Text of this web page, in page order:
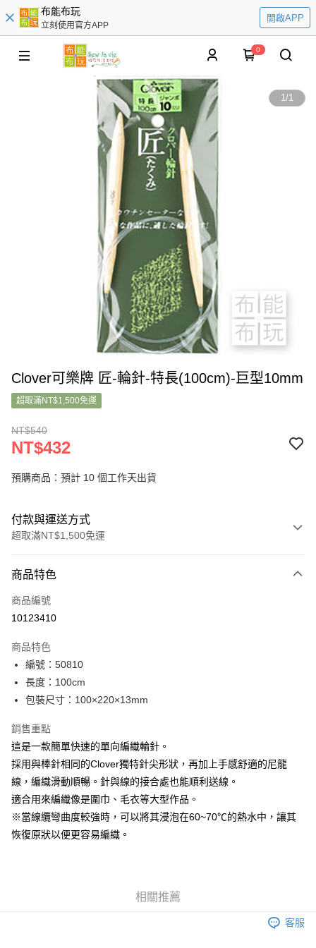
布能布玩
立刻使用官方APP
開啟APP
0
1/1
Clover可樂牌 匠-輪針-特長(100cm)-巨型10mm
超取滿NT$1,500免運
NT$540
NT$432
預購商品：預計 10 個工作天出貨
付款與運送方式
超取滿NT$1,500免運
信用卡一次付款
超商取貨付款
Apple Pay
街口支付
大哥付你分期
相關說明
1.本服務由台灣大哥大提供，台灣大哥大用戶可立即使用無須另外申請。
2.付款方式選擇「大哥付你分期」，訂單成立後會自動跳轉到大哥付的交易
流程，驗證手機門號後，選擇欲分期的期數、繳款截止日，確認付款後即完
成交易。
3.實際核准額度、可分期數及費用金額請依後續交易確認頁面所載為準。
1.分期款項不併入電信帳單，「大哥付你分期」於每月結算日後寄送繳費提
2.透過簡訊連結打開帳單後，可選擇「超商條碼／台灣大直營門市／銀行轉
AFTEE先享後付
相關說明
【關於「AFTEE先享後付」】
AFTEE先享後付是「在收到商品之後才付款」的支付方式。 讓您購物簡單
便利好安心！
【「AFTEE先享後付」結帳流程】
１．於結帳方式選擇「AFTEE先享後付」後，將跳轉至「AFTEE先享後付」
每筆NT$65，滿NT$1,500(含以上)免運費
商品特色
商品編號
10123410
商品特色
編號：50810
長度：100cm
包裝尺寸：100×220×13mm
銷售重點
這是一款簡單快速的單向編織輪針。
採用與棒針相同的Clover獨特針尖形狀，再加上手感舒適的尼龍
線，編織滑動順暢。針與線的接合處也能順利送線。
適合用來編織像是圍巾、毛衣等大型作品。
※當線纜彎曲度較強時，可以將其浸泡在60~70℃的熱水中，讓其
恢復原狀以便更容易編織。
相關推薦
客服